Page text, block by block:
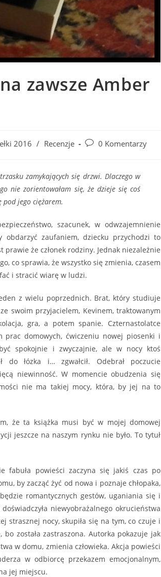
zawsze Amber
2016 / Recenzje
Post0 Komentarzy
zamykających się drzwi. Dlaczego w
nie zorientowałam się, że dzieje się coś
pod jego ciężarem.
szacunek, w odwzajemnienie
obdarzyć zaufaniem, dziecku przychodzi to
prawie że członek rodziny. Jednak niezależnie
co sprawia, że wszystko się zmienia, czasem
i stracić wiarę w ludzi.
z wielu poprzednich. Brat, który studiuje
swoim przyjacielem, Kevinem, traktowanym
gra, a potem spanie. Czternastolatce
prac domowych, ćwiczeniu nowej piosenki i
spokojnie i zwyczajnie, ale w nocy ktoś
łózka i… zgwałcił. Odebrał poczucie
niewinność. W momencie obudzenia się
nie ma takiej mocy, która, by jej na to
że ta książka musi być w mojej domowej
jeszcze na naszym rynku nie było. To tytuł
fabuła powieści zaczyna się jakiś czas po
by zacząć żyć od nowa i poznaje chłopaka,
romantycznych gestów, uganiania się i
niewyobrażalnego okrucieństwa
strasznej nocy, skupiła się na tym, co czuje i
została zastraszona. Autorka pokazuje jak
w domu, zmienia człowieka. Akcja powieści
w odbiorcę przekazem emocjonalnym,
jej miejscu.